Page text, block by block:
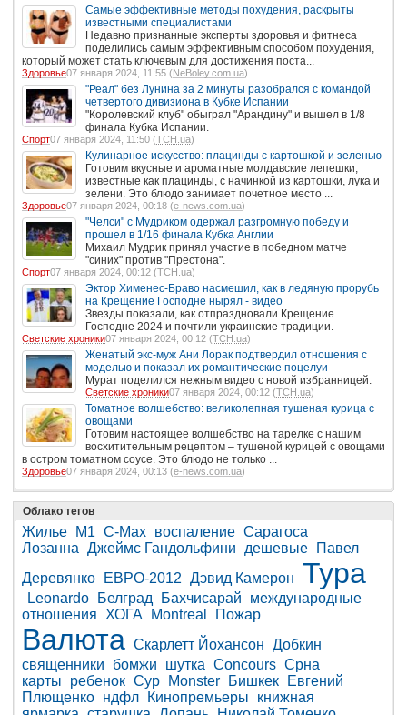
Самые эффективные методы похудения, раскрыты
известными специалистами
Недавно признанные эксперты здоровья и фитнеса
поделились самым эффективным способом похудения,
который может стать ключевым для достижения поста...
Здоровье07 января 2024, 11:55 (NeBoley.com.ua)
"Реал" без Лунина за 2 минуты разобрался с командой
четвертого дивизиона в Кубке Испании
"Королевский клуб" обыграл "Арандину" и вышел в 1/8
финала Кубка Испании.
Спорт07 января 2024, 11:50 (ТСН.ua)
Кулинарное искусство: плацинды с картошкой и зеленью
Готовим вкусные и ароматные молдавские лепешки,
известные как плацинды, с начинкой из картошки, лука и
зелени. Это блюдо занимает почетное место ...
Здоровье07 января 2024, 00:18 (e-news.com.ua)
"Челси" с Мудриком одержал разгромную победу и
прошел в 1/16 финала Кубка Англии
Михаил Мудрик принял участие в победном матче
"синих" против "Престона".
Спорт07 января 2024, 00:12 (ТСН.ua)
Эктор Хименес-Браво насмешил, как в ледяную прорубь
на Крещение Господне нырял - видео
Звезды показали, как отпраздновали Крещение
Господне 2024 и почтили украинские традиции.
Светские хроники07 января 2024, 00:12 (ТСН.ua)
Женатый экс-муж Ани Лорак подтвердил отношения с
моделью и показал их романтические поцелуи
Мурат поделился нежным видео с новой избранницей.
Светские хроники07 января 2024, 00:12 (ТСН.ua)
Томатное волшебство: великолепная тушеная курица с
овощами
Готовим настоящее волшебство на тарелке с нашим
восхитительным рецептом – тушеной курицей с овощами
в остром томатном соусе. Это блюдо не только ...
Здоровье07 января 2024, 00:13 (e-news.com.ua)
Облако тегов
Жилье M1 C-Max воспаление Сарагоса
Лозанна Джеймс Гандольфини дешевые
Павел
Деревянко
ЕВРО-2012 Дэвид Камерон Тура
Leonardo Белград Бахчисарай
международные
отношения
ХОГА Montreal Пожар
Валюта Скарлетт Йохансон Добкин
священники
бомжи шутка Concours Срна
карты
ребенок Сур Monster Бишкек
Евгений
Плющенко ндфл Кинопремьеры
книжная